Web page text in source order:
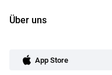
Über uns
App Store